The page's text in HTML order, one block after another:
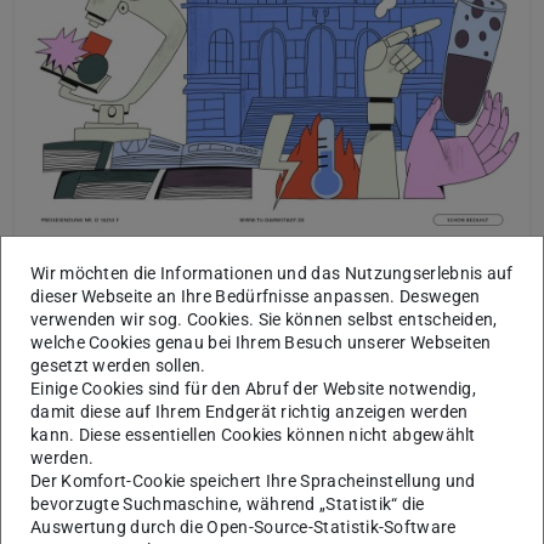
Ausgabe der hoch³.
Grundsätzlich ist es sinnvoll, die föderalen Strukturen
regelmäßig zu überprüfen, um Fehlentwicklungen zu
korrigieren. Die Geschichte zeigt jedoch, dass
Entflechtungsversuche regelmäßig zu noch mehr
Verflechtung führen. Die Komplexitätsfalle scheint
unentrinnbar und der real existierende Föderalismus
daher als denkbar schlechteste Kombination aus den
Wir möchten die Informationen und das Nutzungserlebnis auf
dieser Webseite an Ihre Bedürfnisse anpassen. Deswegen
verwenden wir sog. Cookies. Sie können selbst entscheiden,
welche Cookies genau bei Ihrem Besuch unserer Webseiten
gesetzt werden sollen.
Einige Cookies sind für den Abruf der Website notwendig,
damit diese auf Ihrem Endgerät richtig anzeigen werden
kann. Diese essentiellen Cookies können nicht abgewählt
werden.
Der Komfort-Cookie speichert Ihre Spracheinstellung und
bevorzugte Suchmaschine, während „Statistik“ die
Auswertung durch die Open-Source-Statistik-Software